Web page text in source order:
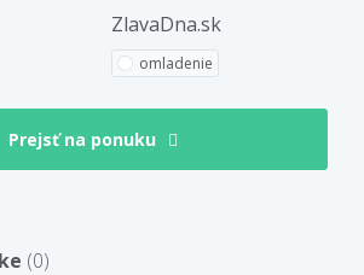
ZlavaDna.sk
omladenie
Prejsť na ponuku
(0)